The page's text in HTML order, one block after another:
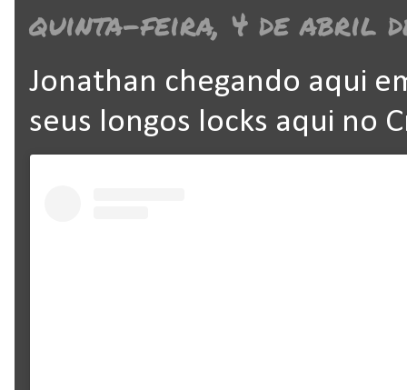
quinta-feira, 4 de abril
Jonathan chegando aqui
seus longos locks aqui no